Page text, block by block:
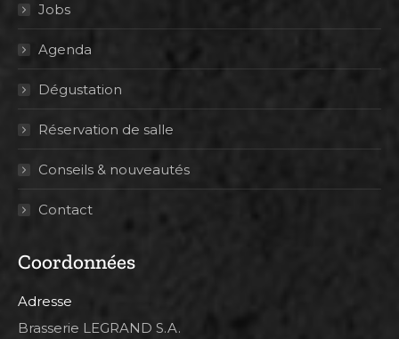
Jobs
Agenda
Dégustation
Réservation de salle
Conseils & nouveautés
Contact
Coordonnées
Adresse
Brasserie LEGRAND S.A.